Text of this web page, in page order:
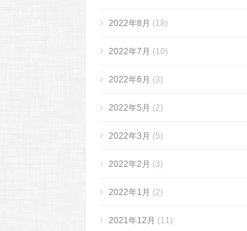
2022年8月 (18)
2022年7月 (10)
2022年6月 (3)
2022年5月 (2)
2022年3月 (5)
2022年2月 (3)
2022年1月 (2)
2021年12月 (11)